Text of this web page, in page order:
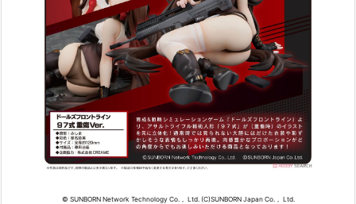
© SUNBORN Network Technology Co.， Ltd. (C)SUNBORN Japan Co.， Ltd.